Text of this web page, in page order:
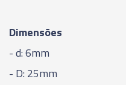
Dimensões
- d: 6mm
- D: 25mm